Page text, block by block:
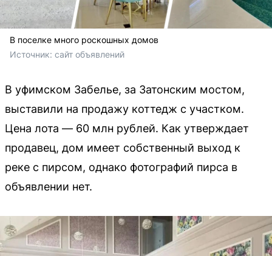
В поселке много роскошных домов
Источник: сайт объявлений
В уфимском Забелье, за Затонским мостом,
выставили на продажу коттедж с участком.
Цена лота — 60 млн рублей. Как утверждает
продавец, дом имеет собственный выход к
реке с пирсом, однако фотографий пирса в
объявлении нет.